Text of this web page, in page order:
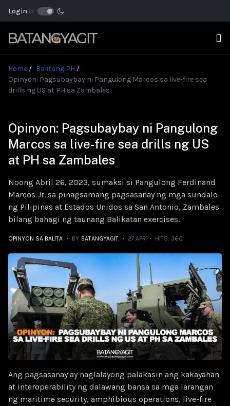
Login
Home
Balitang PH
Opinyon: Pagsubaybay ni Pangulong Marcos sa live-fire sea
drills ng US at PH sa Zambales
Opinyon: Pagsubaybay ni Pangulong
Marcos sa live-fire sea drills ng US
at PH sa Zambales
Noong Abril 26, 2023, sumaksi si Pangulong Ferdinand
Marcos Jr. sa pinagsamang pagsasanay ng mga sundalo
ng Pilipinas at Estados Unidos sa San Antonio, Zambales
bilang bahagi ng taunang Balikatan exercises.
OPINYON SA BALITA BY BATANGYAGIT 27.APR HITS: 360
Ang pagsasanay ay naglalayong palakasin ang kakayahan
at interoperability ng dalawang bansa sa mga larangan
ng maritime security, amphibious operations, live-fire